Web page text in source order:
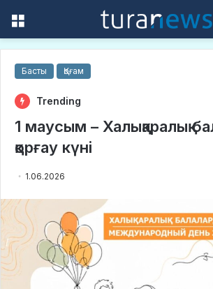
Басты Қоғам
Trending
1 маусым – Халықаралық
қорғау күні
1.06.2026